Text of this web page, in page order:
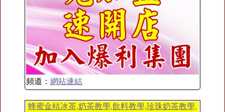
頻道： 網站連結
蜂蜜金桔冰茶,奶茶教學,飲料教學,珍珠奶茶教學,